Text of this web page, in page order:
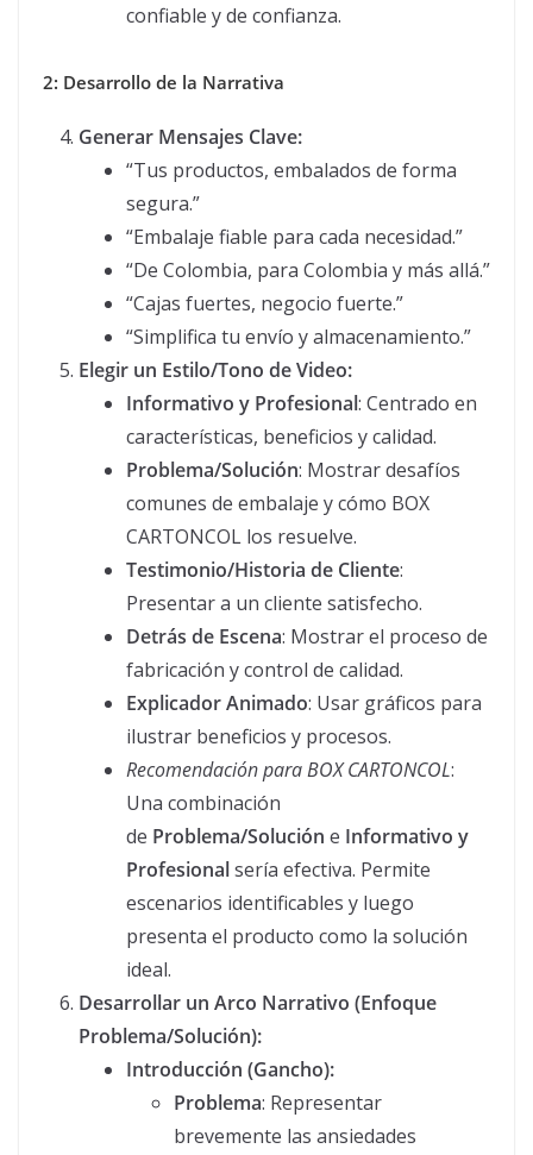
confiable y de confianza.
2: Desarrollo de la Narrativa
Generar Mensajes Clave:
“Tus productos, embalados de forma
segura.”
“Embalaje fiable para cada necesidad.”
“De Colombia, para Colombia y más allá.”
“Cajas fuertes, negocio fuerte.”
“Simplifica tu envío y almacenamiento.”
Elegir un Estilo/Tono de Video:
Informativo y Profesional: Centrado en
características, beneficios y calidad.
Problema/Solución: Mostrar desafíos
comunes de embalaje y cómo BOX
CARTONCOL los resuelve.
Testimonio/Historia de Cliente:
Presentar a un cliente satisfecho.
Detrás de Escena: Mostrar el proceso de
fabricación y control de calidad.
Explicador Animado: Usar gráficos para
ilustrar beneficios y procesos.
Recomendación para BOX CARTONCOL:
Una combinación
de Problema/Solución e Informativo y
Profesionalsería efectiva. Permite
escenarios identificables y luego
presenta el producto como la solución
ideal.
Desarrollar un Arco Narrativo (Enfoque
Problema/Solución):
Introducción (Gancho):
Problema: Representar
brevemente las ansiedades